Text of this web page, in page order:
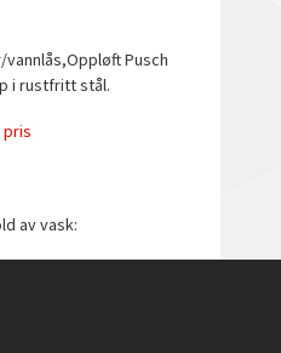
Pusch
i rustfritt stål.
pris
av vask: